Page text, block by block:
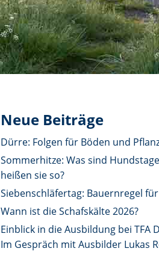
Neue Beiträge
Dürre: Folgen für Böden und
Sommerhitze: Was sind
heißen sie so?
Siebenschläfertag: Bauernregel
Wann ist die Schafskälte 2026?
Einblick in die Ausbildung bei TFA
Im Gespräch mit Ausbilder Lukas